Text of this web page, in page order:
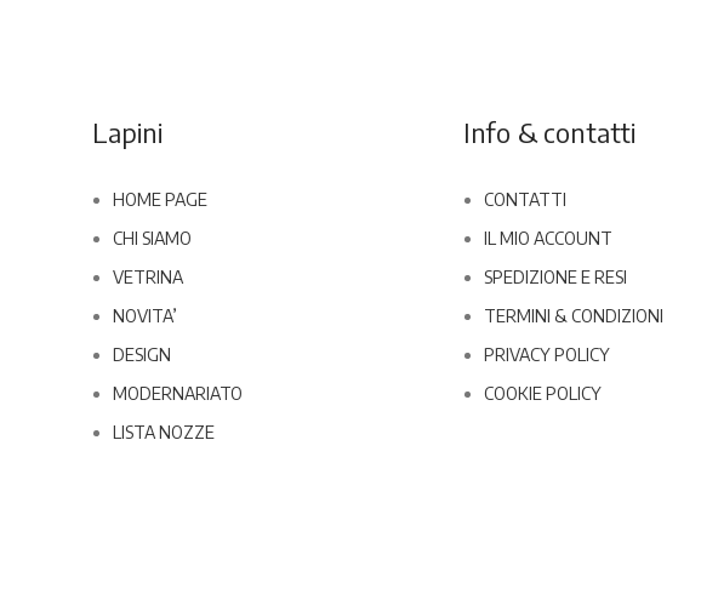
Lapini
HOME PAGE
CHI SIAMO
VETRINA
NOVITA’
DESIGN
MODERNARIATO
LISTA NOZZE
Info & contatti
CONTATTI
IL MIO ACCOUNT
SPEDIZIONE E RESI
TERMINI & CONDIZIONI
PRIVACY POLICY
COOKIE POLICY